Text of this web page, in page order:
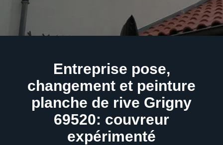
Entreprise pose,
changement et peinture
planche de rive Grigny
69520: couvreur
expérimenté